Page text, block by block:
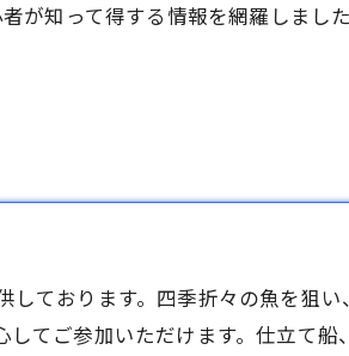
が知って得する情報を網羅しまし
しております。四季折々の魚を狙
てご参加いただけます。仕立て